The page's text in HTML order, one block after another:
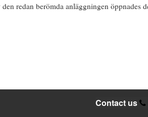
den redan berömda anläggningen
Contact us